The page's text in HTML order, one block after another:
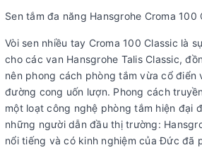
Sen tắm đa năng Hansgrohe Croma
Vòi sen nhiều tay Croma 100 Classic là
cho các van Hansgrohe Talis Classic,
nên phong cách phòng tắm vừa cổ điển
đường cong uốn lượn. Phong cách
một loạt công nghệ phòng tắm hiện đại
những người dẫn đầu thị trường:
nổi tiếng và có kinh nghiệm của Đức đã